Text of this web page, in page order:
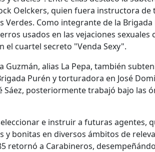
Oelckers, quien fuera instructora de
Verdes. Como integrante de la
usados en las vejaciones sexuales
el cuartel secreto "Venda Sexy".
Guzmán, alias La Pepa, también
Purén y torturadora en José
Sáez, posteriormente trabajó bajo las
e instruir a futuras agentes,
y bonitas en diversos ámbitos de
retornó a Carabineros,